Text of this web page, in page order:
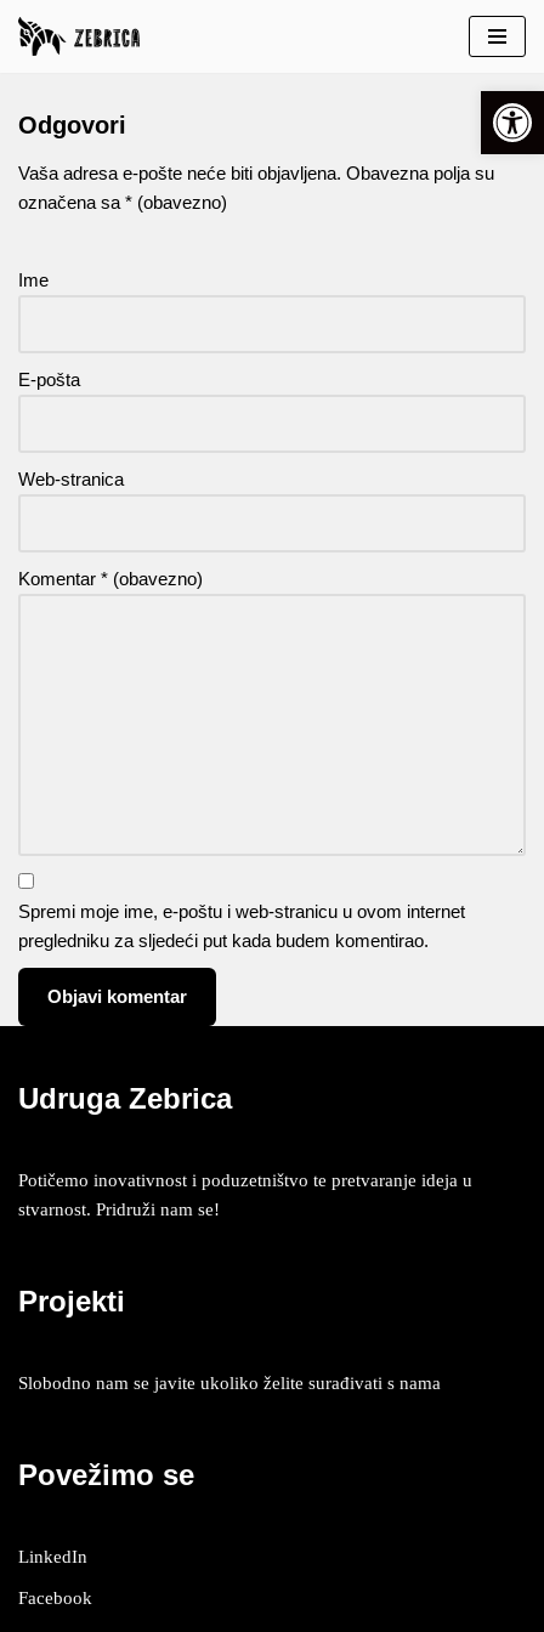
content
Odgovori
Vaša adresa e-pošte neće biti objavljena. Obavezna polja su
označena sa* (obavezno)
Ime
E-pošta
Web-stranica
Komentar * (obavezno)
Spremi moje ime, e-poštu i web-stranicu u ovom internet
pregledniku za sljedeći put kada budem komentirao.
Udruga Zebrica
Potičemo inovativnost i poduzetništvo te pretvaranje ideja u
stvarnost. Pridruži nam se!
Projekti
Slobodno nam se javite ukoliko želite surađivati s nama
Povežimo se
LinkedIn
Facebook